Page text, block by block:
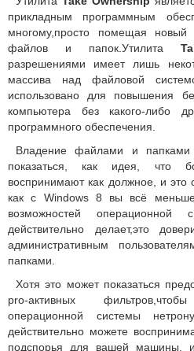
прикладным программным
многому,просто помещая новый
файлов и папок.Утилита
разрешениями имеет лишь
массива над файловой
использовано для повышения
компьютера без какого-либо
программного обеспечения.
Владение файлами и
показаться, как идея, что
воспринимают как должное, и
как с Windows 8 вы всё
возможностей операционной
действительно делает,это
административным
папками.
Хотя это может показаться
pro-активных
операционной системы
действительно можете
подспорья для вашей машины, и